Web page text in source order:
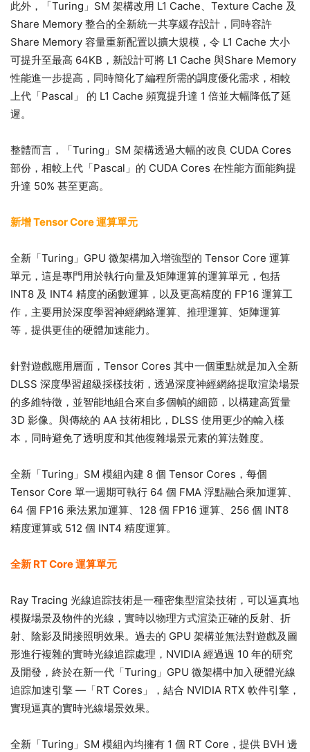
此外，「Turing」SM 架構改用 L1 Cache、Texture Cache 及
Share Memory 整合的全新統一共享緩存設計，同時容許
Share Memory 容量重新配置以擴大規模，令 L1 Cache 大小
可提升至最高 64KB，新設計可將 L1 Cache 與Share Memory
性能進一步提高，同時簡化了編程所需的調度優化需求，相較
上代「Pascal」 的 L1 Cache 頻寬提升達 1 倍並大幅降低了延
遲。
整體而言，「Turing」SM 架構透過大幅的改良 CUDA Cores
部份，相較上代「Pascal」的 CUDA Cores 在性能方面能夠提
升達 50% 甚至更高。
新增 Tensor Core 運算單元
全新「Turing」GPU 微架構加入增強型的 Tensor Core 運算
單元，這是專門用於執行向量及矩陣運算的運算單元，包括
INT8 及 INT4 精度的函數運算，以及更高精度的 FP16 運算工
作，主要用於深度學習神經網絡運算、推理運算、矩陣運算
等，提供更佳的硬體加速能力。
針對遊戲應用層面，Tensor Cores 其中一個重點就是加入全新
DLSS 深度學習超級採樣技術，透過深度神經網絡提取渲染場景
的多維特徵，並智能地組合來自多個幀的細節，以構建高質量
3D 影像。與傳統的 AA 技術相比，DLSS 使用更少的輸入樣
本，同時避免了透明度和其他復雜場景元素的算法難度。
全新「Turing」SM 模組內建 8 個 Tensor Cores，每個
Tensor Core 單一週期可執行 64 個 FMA 浮點融合乘加運算、
64 個 FP16 乘法累加運算、128 個 FP16 運算、256 個 INT8
精度運算或 512 個 INT4 精度運算。
全新 RT Core 運算單元
Ray Tracing 光線追踪技術是一種密集型渲染技術，可以逼真地
模擬場景及物件的光線，實時以物理方式渲染正確的反射、折
射、陰影及間接照明效果。過去的 GPU 架構並無法對遊戲及圖
形進行複雜的實時光線追踪處理，NVIDIA 經過過 10 年的研究
及開發，終於在新一代「Turing」GPU 微架構中加入硬體光線
追踪加速引擎 —「RT Cores」，結合 NVIDIA RTX 軟件引擎，
實現逼真的實時光線場景效果。
全新「Turing」SM 模組內均擁有 1 個 RT Core，提供 BVH 邊